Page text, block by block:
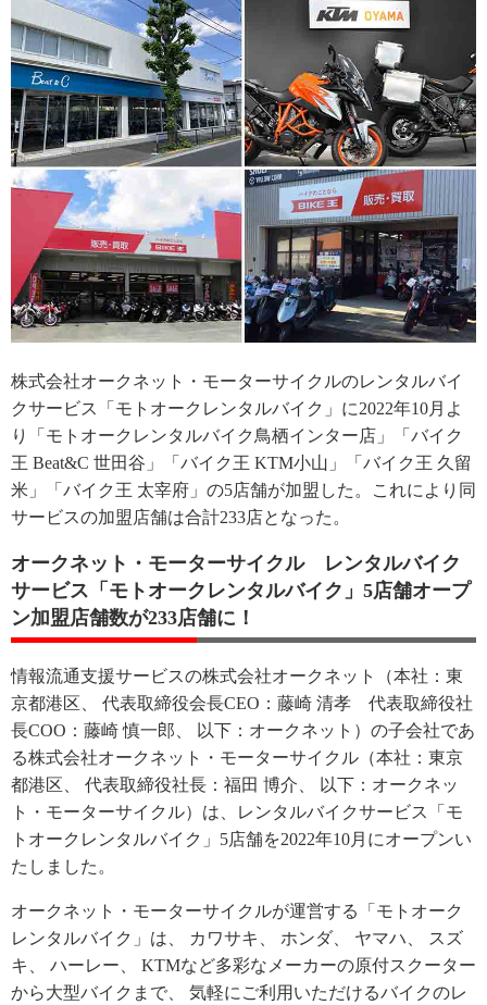
株式会社オークネット・モーターサイクルのレンタルバイ
クサービス「モトオークレンタルバイク」に2022年10月よ
り「モトオークレンタルバイク鳥栖インター店」「バイク
王 Beat&C 世田谷」「バイク王 KTM小山」「バイク王 久留
米」「バイク王 太宰府」の5店舗が加盟した。これにより同
サービスの加盟店舗は合計233店となった。
オークネット・モーターサイクル レンタルバイク
サービス「モトオークレンタルバイク」5店舗オープ
ン加盟店舗数が233店舗に！
情報流通支援サービスの株式会社オークネット（本社：東
京都港区、 代表取締役会長CEO：藤崎 清孝 代表取締役社
長COO：藤崎 慎一郎、 以下：オークネット）の子会社であ
る株式会社オークネット・モーターサイクル（本社：東京
都港区、 代表取締役社長：福田 博介、 以下：オークネッ
ト・モーターサイクル）は、レンタルバイクサービス「モ
トオークレンタルバイク」5店舗を2022年10月にオープンい
たしました。
オークネット・モーターサイクルが運営する「モトオーク
レンタルバイク」は、 カワサキ、 ホンダ、 ヤマハ、 スズ
キ、 ハーレー、 KTMなど多彩なメーカーの原付スクーター
から大型バイクまで、 気軽にご利用いただけるバイクのレ